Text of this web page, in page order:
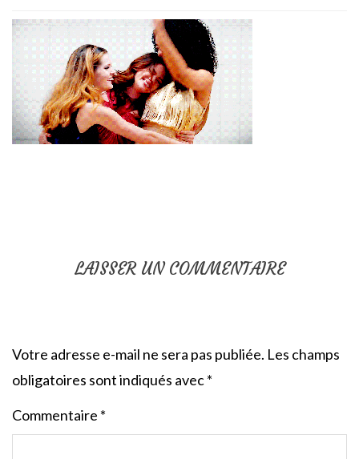
LAISSER UN COMMENTAIRE
Votre adresse e-mail ne sera pas publiée. Les champs
obligatoires sont indiqués avec*
Commentaire *